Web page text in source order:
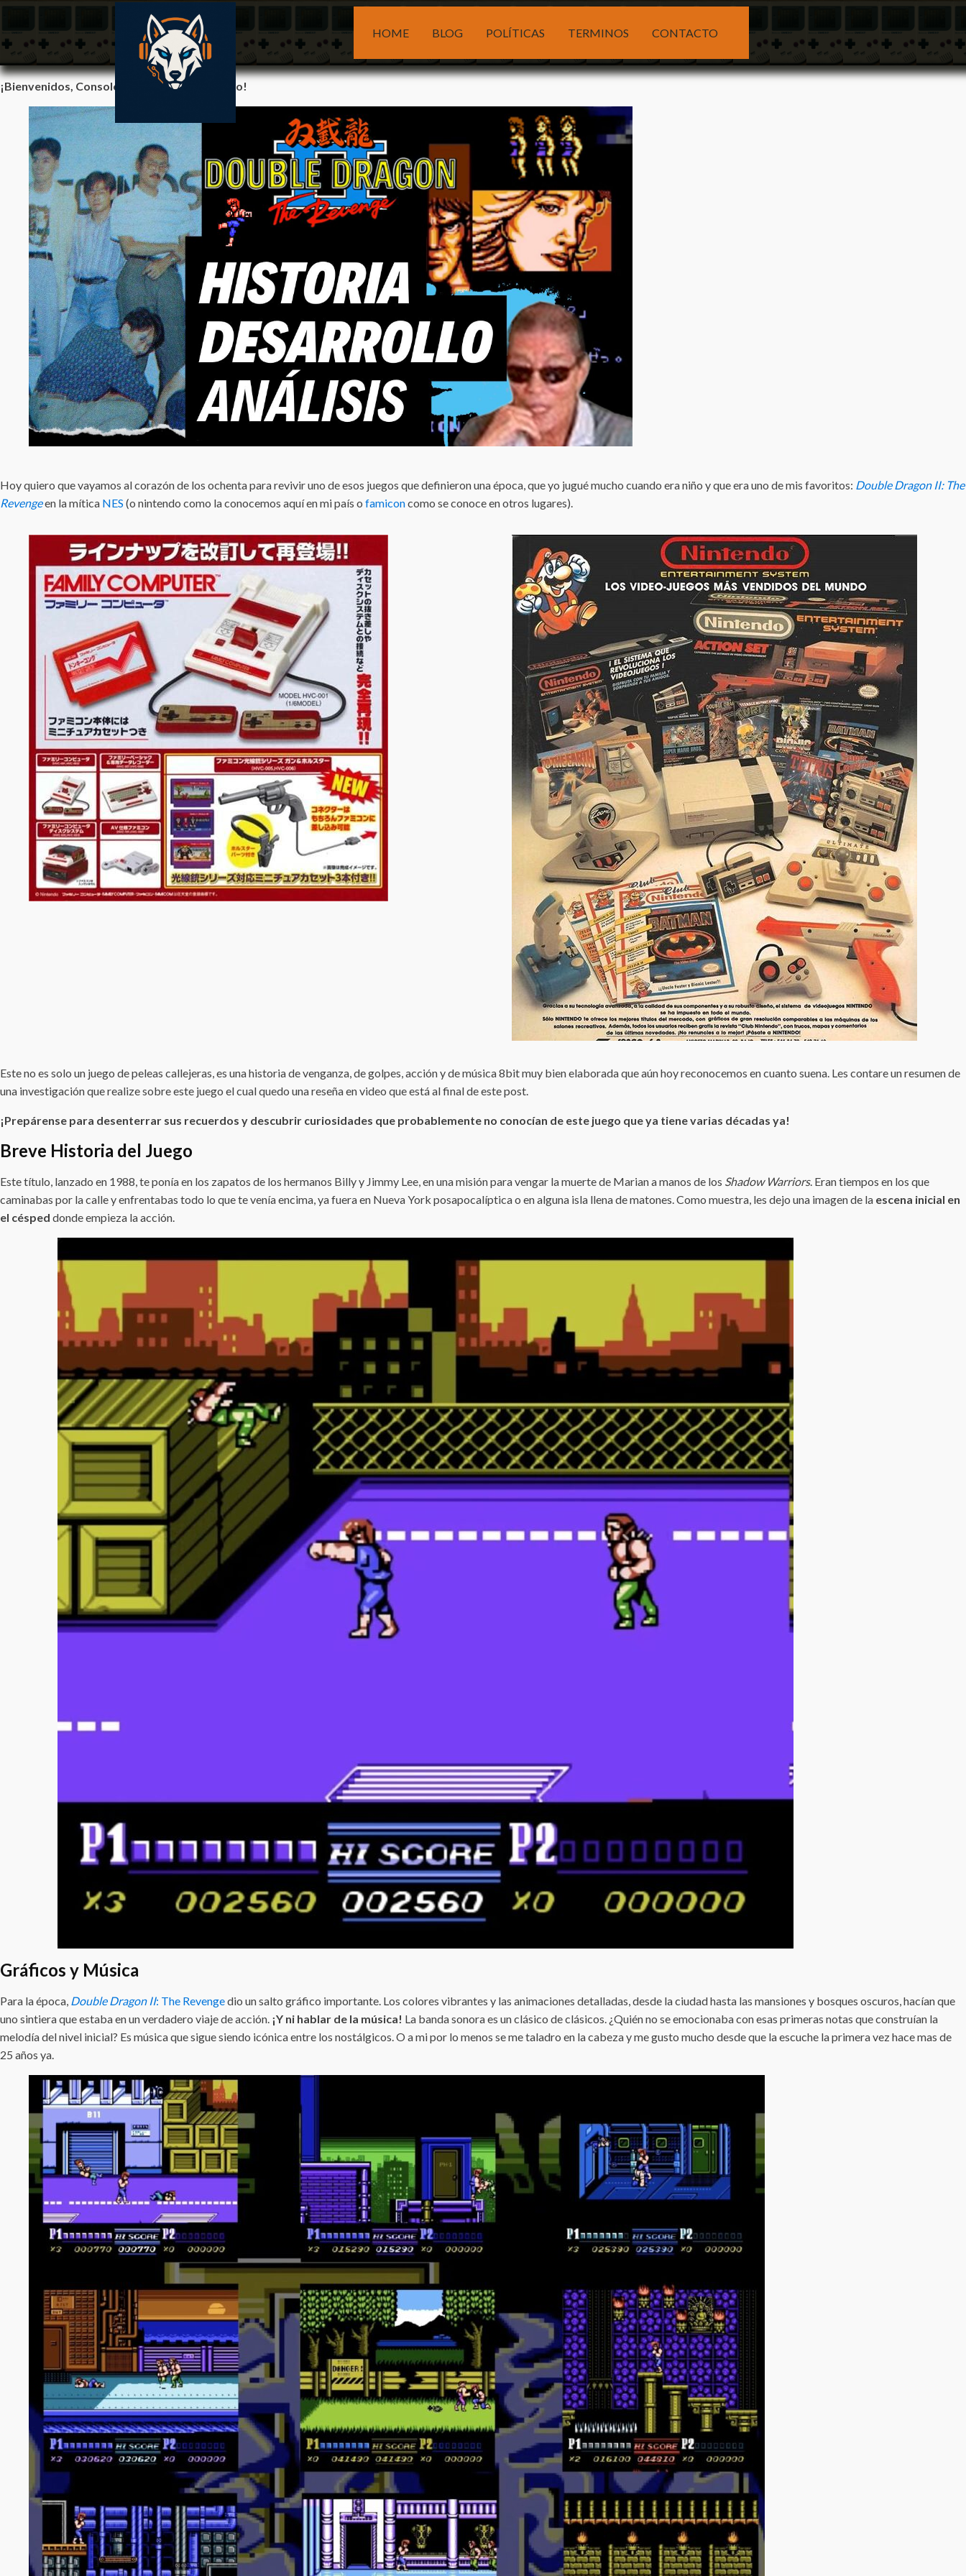
HOME BLOG POLÍTICAS TERMINOS CONTACTO
¡Bienvenidos, Consoleros Y Consoleras Retro!
Hoy quiero que vayamos al corazón de los ochenta para revivir uno de esos juegos que definieron una época, que yo jugué mucho cuando era niño y que era uno de mis favoritos: Double Dragon II: The
Revengeen la mítica NES (o nintendo como la conocemos aquí en mi país o famiconcomo se conoce en otros lugares).
Este no es solo un juego de peleas callejeras, es una historia de venganza, de golpes, acción y de música 8bit muy bien elaborada que aún hoy reconocemos en cuanto suena. Les contare un resumen de
una investigación que realize sobre este juego el cual quedo una reseña en video que está al final de este post.
¡Prepárense para desenterrar sus recuerdos y descubrir curiosidades que probablemente no conocían de este juego que ya tiene varias décadas ya!
Breve Historia del Juego
Este título, lanzado en 1988, te ponía en los zapatos de los hermanos Billy y Jimmy Lee, en una misión para vengar la muerte de Marian a manos de los Shadow Warriors. Eran tiempos en los que
caminabas por la calle y enfrentabas todo lo que te venía encima, ya fuera en Nueva York posapocalíptica o en alguna isla llena de matones. Como muestra, les dejo una imagen de la escena inicial en
el césped donde empieza la acción.
Gráficos y Música
Para la época, Double Dragon II: The Revengedio un salto gráfico importante. Los colores vibrantes y las animaciones detalladas, desde la ciudad hasta las mansiones y bosques oscuros, hacían que
uno sintiera que estaba en un verdadero viaje de acción. ¡Y ni hablar de la música! La banda sonora es un clásico de clásicos. ¿Quién no se emocionaba con esas primeras notas que construían la
melodía del nivel inicial? Es música que sigue siendo icónica entre los nostálgicos. O a mi por lo menos se me taladro en la cabeza y me gusto mucho desde que la escuche la primera vez hace mas de
25 años ya.